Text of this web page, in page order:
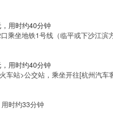
，用时约40分钟
坐地铁1号线（临平或下沙江滨
，用时约40分钟
站>公交站，乘坐开往[杭州汽车
用时约33分钟